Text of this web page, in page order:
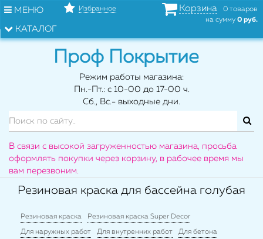
МЕНЮ
КАТАЛОГ
Избранное Корзина
0 товаров
на сумму 0 руб.
Проф Покрытие
Режим работы магазина:
Пн.-Пт.: с 10-00 до 17-00 ч.
Сб., Вс.- выходные дни.
В связи с высокой загруженностью магазина, просьба
оформлять покупки через корзину, в рабочее время мы
вам перезвоним.
Резиновая краска для бассейна голубая
Резиновая краска Резиновая краска Super Decor
Для наружных работ Для внутренних работ Для бетона